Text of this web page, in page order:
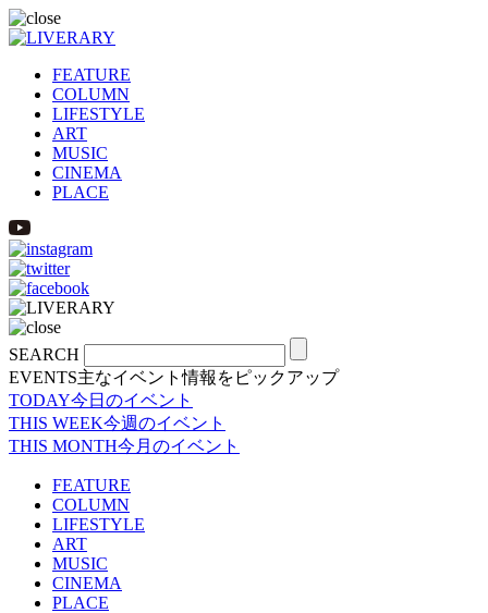
FEATURE
COLUMN
LIFESTYLE
ART
MUSIC
CINEMA
PLACE
SEARCH
EVENTS主なイベント情報をピックアップ
TODAY今日のイベント
THIS WEEK今週のイベント
THIS MONTH今月のイベント
FEATURE
COLUMN
LIFESTYLE
ART
MUSIC
CINEMA
PLACE